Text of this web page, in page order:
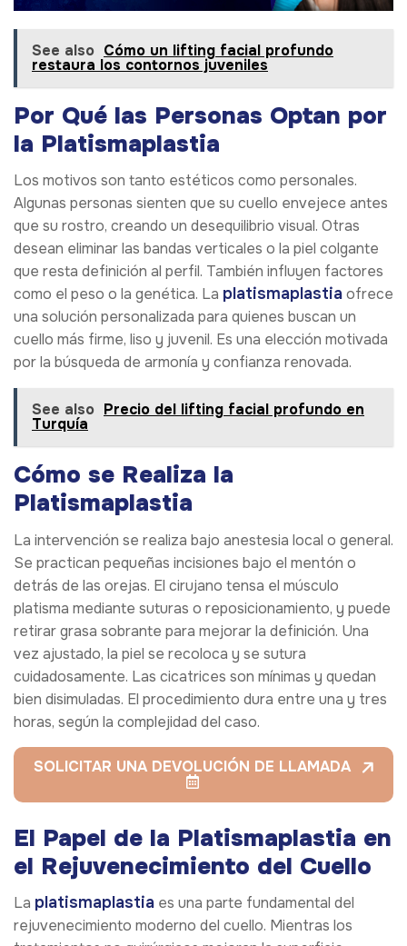
See also Cómo un lifting facial profundo
restaura los contornos juveniles
Por Qué las Personas Optan por
la Platismaplastia
Los motivos son tanto estéticos como personales.
Algunas personas sienten que su cuello envejece antes
que su rostro, creando un desequilibrio visual. Otras
desean eliminar las bandas verticales o la piel colgante
que resta definición al perfil. También influyen factores
como el peso o la genética. La platismaplastiaofrece
una solución personalizada para quienes buscan un
cuello más firme, liso y juvenil. Es una elección motivada
por la búsqueda de armonía y confianza renovada.
See also Precio del lifting facial profundo en
Turquía
Cómo se Realiza la
Platismaplastia
La intervención se realiza bajo anestesia local o general.
Se practican pequeñas incisiones bajo el mentón o
detrás de las orejas. El cirujano tensa el músculo
platisma mediante suturas o reposicionamiento, y puede
retirar grasa sobrante para mejorar la definición. Una
vez ajustado, la piel se recoloca y se sutura
cuidadosamente. Las cicatrices son mínimas y quedan
bien disimuladas. El procedimiento dura entre una y tres
horas, según la complejidad del caso.
SOLICITAR UNA DEVOLUCIÓN DE LLAMADA
El Papel de la Platismaplastia en
el Rejuvenecimiento del Cuello
La platismaplastia es una parte fundamental del
rejuvenecimiento moderno del cuello. Mientras los